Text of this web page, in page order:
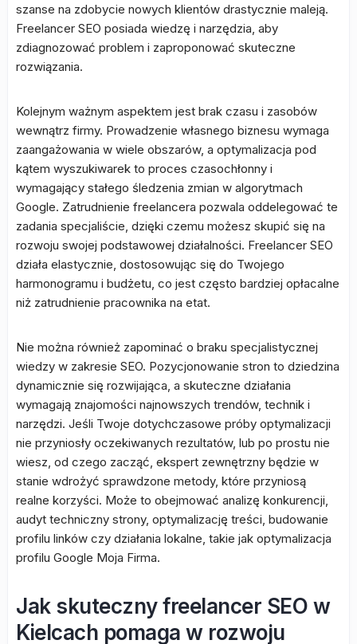
szanse na zdobycie nowych klientów drastycznie maleją.
Freelancer SEO posiada wiedzę i narzędzia, aby
zdiagnozować problem i zaproponować skuteczne
rozwiązania.
Kolejnym ważnym aspektem jest brak czasu i zasobów
wewnątrz firmy. Prowadzenie własnego biznesu wymaga
zaangażowania w wiele obszarów, a optymalizacja pod
kątem wyszukiwarek to proces czasochłonny i
wymagający stałego śledzenia zmian w algorytmach
Google. Zatrudnienie freelancera pozwala oddelegować te
zadania specjaliście, dzięki czemu możesz skupić się na
rozwoju swojej podstawowej działalności. Freelancer SEO
działa elastycznie, dostosowując się do Twojego
harmonogramu i budżetu, co jest często bardziej opłacalne
niż zatrudnienie pracownika na etat.
Nie można również zapominać o braku specjalistycznej
wiedzy w zakresie SEO. Pozycjonowanie stron to dziedzina
dynamicznie się rozwijająca, a skuteczne działania
wymagają znajomości najnowszych trendów, technik i
narzędzi. Jeśli Twoje dotychczasowe próby optymalizacji
nie przyniosły oczekiwanych rezultatów, lub po prostu nie
wiesz, od czego zacząć, ekspert zewnętrzny będzie w
stanie wdrożyć sprawdzone metody, które przyniosą
realne korzyści. Może to obejmować analizę konkurencji,
audyt techniczny strony, optymalizację treści, budowanie
profilu linków czy działania lokalne, takie jak optymalizacja
profilu Google Moja Firma.
Jak skuteczny freelancer SEO w
Kielcach pomaga w rozwoju